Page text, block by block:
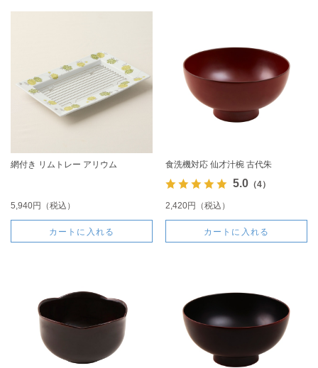
網付き リムトレー アリウム
5,940円（税込）
カートに入れる
食洗機対応 仙才汁椀 古代朱
5.0（4）
2,420円（税込）
カートに入れる